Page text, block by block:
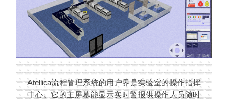
Atellica流程管理系统的用户界是实验室的操作指挥
中心。它的主屏幕能显示实时警报供操作人员随时